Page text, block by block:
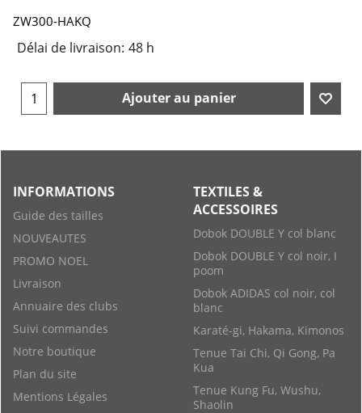
ZW300-HAKQ
Délai de livraison: 48 h
Ajouter au panier
INFORMATIONS
Guide des tailles
NOUVEAUTES
PROMO NOEL
Livraison
Annuaire des clubs
Suivi commandes
Notre boutique
Plan du site
Mentions Légales
TEXTILES &
ACCESSOIRES
Dobok DOUBLE Y col blanc
Dobok DOUBLE Y col noir, I
poom
Dobok ADIDAS col noir, col
blanc
Karaté-gi, Hakama, Kimonos
Tenue Tai Chi, Qi Gong, Pa
Kua
Tenue Kung Fu, Wushu,
Shaolin